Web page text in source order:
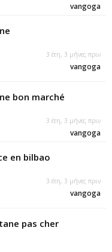
vangoga
3 έτη, 3 μήνες πριν
vangoga
bon marché
3 έτη, 3 μήνες πριν
vangoga
en bilbao
3 έτη, 3 μήνες πριν
vangoga
pas cher